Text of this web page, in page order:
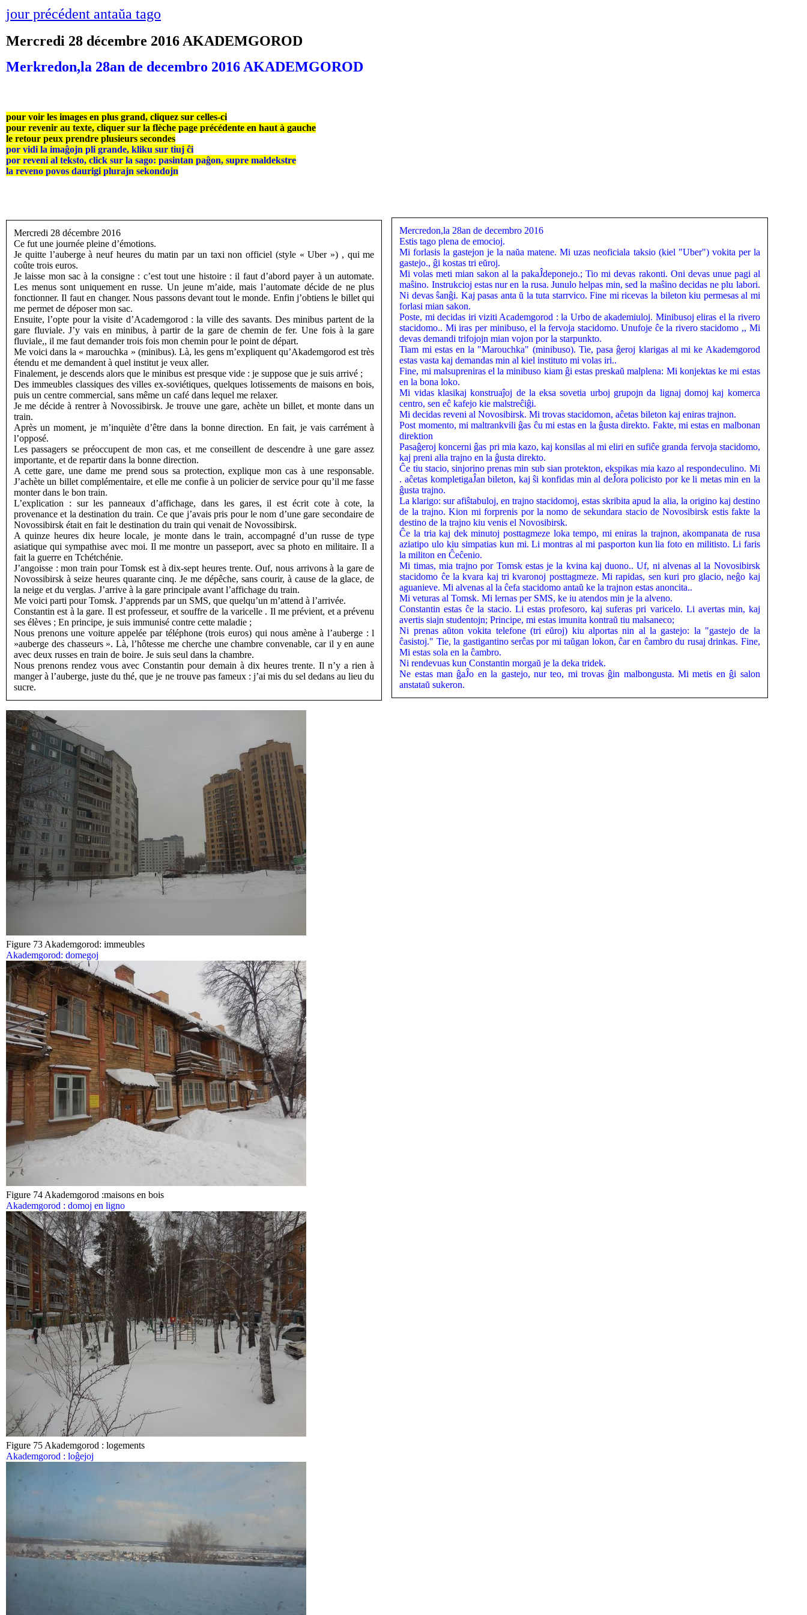
jour précédent antaŭa tago
Mercredi 28 décembre 2016 AKADEMGOROD
Merkredon,la 28an de decembro 2016 AKADEMGOROD
pour voir les images en plus grand, cliquez sur celles-ci
pour revenir au texte, cliquer sur la flèche page précédente en haut à gauche
le retour peux prendre plusieurs secondes
por vidi la imaĝojn pli grande, kliku sur tiuj ĉi
por reveni al teksto, click sur la sago: pasintan paĝon, supre maldekstre
la reveno povos daurigi plurajn sekondojn
Mercredi 28 décembre 2016
Ce fut une journée pleine d’émotions.
Je quitte l’auberge à neuf heures du matin par un taxi non officiel (style « Uber ») , qui me
coûte trois euros.
Je laisse mon sac à la consigne : c’est tout une histoire : il faut d’abord payer à un automate.
Les menus sont uniquement en russe. Un jeune m’aide, mais l’automate décide de ne plus
fonctionner. Il faut en changer. Nous passons devant tout le monde. Enfin j’obtiens le billet qui
me permet de déposer mon sac.
Ensuite, l’opte pour la visite d’Academgorod : la ville des savants. Des minibus partent de la
gare fluviale. J’y vais en minibus, à partir de la gare de chemin de fer. Une fois à la gare
fluviale,, il me faut demander trois fois mon chemin pour le point de départ.
Me voici dans la « marouchka » (minibus). Là, les gens m’expliquent qu’Akademgorod est très
étendu et me demandent à quel institut je veux aller.
Finalement, je descends alors que le minibus est presque vide : je suppose que je suis arrivé ;
Des immeubles classiques des villes ex-soviétiques, quelques lotissements de maisons en bois,
puis un centre commercial, sans même un café dans lequel me relaxer.
Je me décide à rentrer à Novossibirsk. Je trouve une gare, achète un billet, et monte dans un
train.
Après un moment, je m’inquiète d’être dans la bonne direction. En fait, je vais carrément à
l’opposé.
Les passagers se préoccupent de mon cas, et me conseillent de descendre à une gare assez
importante, et de repartir dans la bonne direction.
A cette gare, une dame me prend sous sa protection, explique mon cas à une responsable.
J’achète un billet complémentaire, et elle me confie à un policier de service pour qu’il me fasse
monter dans le bon train.
L’explication : sur les panneaux d’affichage, dans les gares, il est écrit cote à cote, la
provenance et la destination du train. Ce que j’avais pris pour le nom d’une gare secondaire de
Novossibirsk était en fait le destination du train qui venait de Novossibirsk.
A quinze heures dix heure locale, je monte dans le train, accompagné d’un russe de type
asiatique qui sympathise avec moi. Il me montre un passeport, avec sa photo en militaire. Il a
fait la guerre en Tchétchénie.
J’angoisse : mon train pour Tomsk est à dix-sept heures trente. Ouf, nous arrivons à la gare de
Novossibirsk à seize heures quarante cinq. Je me dépêche, sans courir, à cause de la glace, de
la neige et du verglas. J’arrive à la gare principale avant l’affichage du train.
Me voici parti pour Tomsk. J’apprends par un SMS, que quelqu’un m’attend à l’arrivée.
Constantin est à la gare. Il est professeur, et souffre de la varicelle . Il me prévient, et a prévenu
ses élèves ; En principe, je suis immunisé contre cette maladie ;
Nous prenons une voiture appelée par téléphone (trois euros) qui nous amène à l’auberge : l
»auberge des chasseurs ». Là, l’hôtesse me cherche une chambre convenable, car il y en aune
avec deux russes en train de boire. Je suis seul dans la chambre.
Nous prenons rendez vous avec Constantin pour demain à dix heures trente. Il n’y a rien à
manger à l’auberge, juste du thé, que je ne trouve pas fameux : j’ai mis du sel dedans au lieu du
sucre.
Mercredon,la 28an de decembro 2016
Estis tago plena de emocioj.
Mi forlasis la gastejon je la naŭa matene. Mi uzas neoficiala taksio (kiel "Uber") vokita per la
gastejo., ĝi kostas tri eŭroj.
Mi volas meti mian sakon al la pakaĴdeponejo.; Tio mi devas rakonti. Oni devas unue pagi al
maŝino. Instrukcioj estas nur en la rusa. Junulo helpas min, sed la maŝino decidas ne plu labori.
Ni devas ŝanĝi. Kaj pasas anta ŭ la tuta starrvico. Fine mi ricevas la bileton kiu permesas al mi
forlasi mian sakon.
Poste, mi decidas iri viziti Academgorod : la Urbo de akademiuloj. Minibusoj eliras el la rivero
stacidomo.. Mi iras per minibuso, el la fervoja stacidomo. Unufoje ĉe la rivero stacidomo ,, Mi
devas demandi trifojojn mian vojon por la starpunkto.
Tiam mi estas en la "Marouchka" (minibuso). Tie, pasa ĝeroj klarigas al mi ke Akademgorod
estas vasta kaj demandas min al kiel instituto mi volas iri..
Fine, mi malsupreniras el la minibuso kiam ĝi estas preskaŭ malplena: Mi konjektas ke mi estas
en la bona loko.
Mi vidas klasikaj konstruaĵoj de la eksa sovetia urboj grupojn da lignaj domoj kaj komerca
centro, sen eĉ kafejo kie malstreĉiĝi.
Mi decidas reveni al Novosibirsk. Mi trovas stacidomon, aĉetas bileton kaj eniras trajnon.
Post momento, mi maltrankvili ĝas ĉu mi estas en la ĝusta direkto. Fakte, mi estas en malbonan
direktion
Pasaĝeroj koncerni ĝas pri mia kazo, kaj konsilas al mi eliri en sufiĉe granda fervoja stacidomo,
kaj preni alia trajno en la ĝusta direkto.
Ĉe tiu stacio, sinjorino prenas min sub sian protekton, ekspikas mia kazo al respondeculino. Mi
. aĉetas kompletigaĴan bileton, kaj ŝi konfidas min al deĴora policisto por ke li metas min en la
ĝusta trajno.
La klarigo: sur afiŝtabuloj, en trajno stacidomoj, estas skribita apud la alia, la origino kaj destino
de la trajno. Kion mi forprenis por la nomo de sekundara stacio de Novosibirsk estis fakte la
destino de la trajno kiu venis el Novosibirsk.
Ĉe la tria kaj dek minutoj posttagmeze loka tempo, mi eniras la trajnon, akompanata de rusa
aziatipo ulo kiu simpatias kun mi. Li montras al mi pasporton kun lia foto en militisto. Li faris
la militon en Ĉeĉenio.
Mi timas, mia trajno por Tomsk estas je la kvina kaj duono.. Uf, ni alvenas al la Novosibirsk
stacidomo ĉe la kvara kaj tri kvaronoj posttagmeze. Mi rapidas, sen kuri pro glacio, neĝo kaj
aguanieve. Mi alvenas al la ĉefa stacidomo antaŭ ke la trajnon estas anoncita..
Mi veturas al Tomsk. Mi lernas per SMS, ke iu atendos min je la alveno.
Constantin estas ĉe la stacio. Li estas profesoro, kaj suferas pri varicelo. Li avertas min, kaj
avertis siajn studentojn; Principe, mi estas imunita kontraŭ tiu malsaneco;
Ni prenas aŭton vokita telefone (tri eŭroj) kiu alportas nin al la gastejo: la "gastejo de la
ĉasistoj." Tie, la gastigantino serĉas por mi taŭgan lokon, ĉar en ĉambro du rusaj drinkas. Fine,
Mi estas sola en la ĉambro.
Ni rendevuas kun Constantin morgaŭ je la deka tridek.
Ne estas man ĝaĴo en la gastejo, nur teo, mi trovas ĝin malbongusta. Mi metis en ĝi salon
anstataŭ sukeron.
Figure 73 Akademgorod: immeubles
Akademgorod: domegoj
Figure 74 Akademgorod :maisons en bois
Akademgorod : domoj en ligno
Figure 75 Akademgorod : logements
Akademgorod : loĝejoj